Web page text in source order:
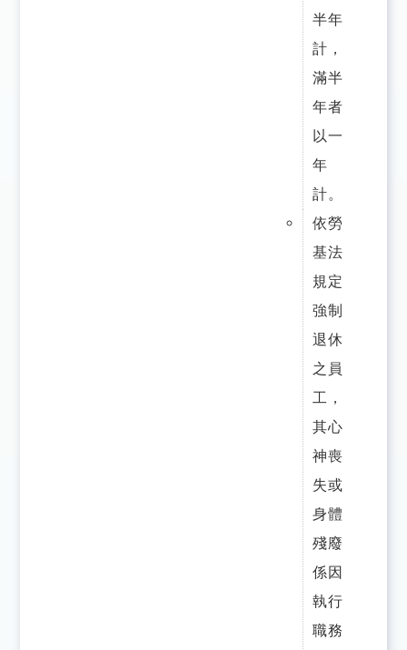
半年
計，
滿半
年者
以一
年
計。
依勞
基法
規定
強制
退休
之員
工，
其心
神喪
失或
身體
殘廢
係因
執行
職務